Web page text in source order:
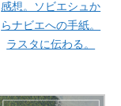
感想。ソビエシュか
らナビエへの手紙。
ラスタに伝わる。